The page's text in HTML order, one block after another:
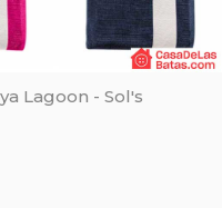
Lagoon - Sol's